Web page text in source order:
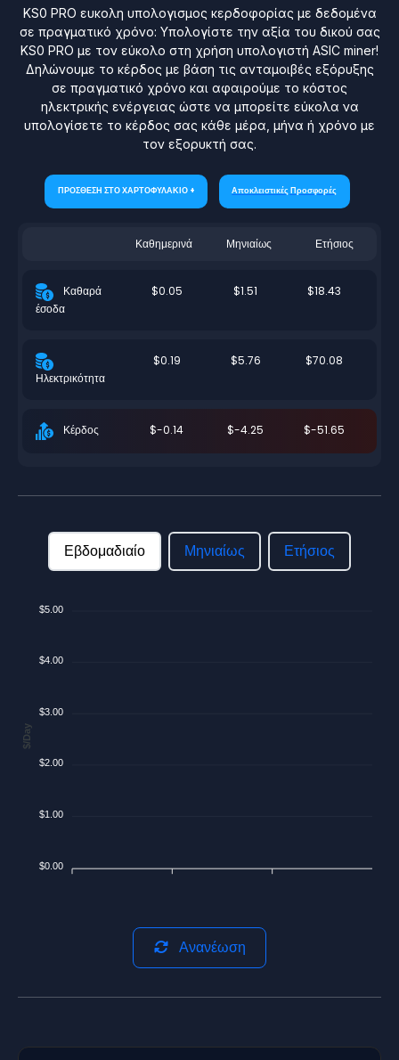
KS0 PRO ευκολη υπολογισμος κερδοφορίας με δεδομένα
σε πραγματικό χρόνο: Υπολογίστε την αξία του δικού σας
KS0 PRO με τον εύκολο στη χρήση υπολογιστή ASIC miner!
Δηλώνουμε το κέρδος με βάση τις ανταμοιβές εξόρυξης
σε πραγματικό χρόνο και αφαιρούμε το κόστος
ηλεκτρικής ενέργειας ώστε να μπορείτε εύκολα να
υπολογίσετε το κέρδος σας κάθε μέρα, μήνα ή χρόνο με
τον εξορυκτή σας.
ΠΡΟΣΘΕΣΗ ΣΤΟ ΧΑΡΤΟΦΥΛΑΚΙΟ + Αποκλειστικές Προσφορές
Καθημερινά Μηνιαίως Ετήσιος
Καθαρά
έσοδα
$0.05 $1.51 $18.43
Ηλεκτρικότητα
$0.19 $5.76 $70.08
Κέρδος $-0.14 $-4.25 $-51.65
Εβδομαδιαίο Μηνιαίως Ετήσιος
$5.00
$4.00
$3.00
$2.00
$1.00
$0.00
$/Day
Ανανέωση